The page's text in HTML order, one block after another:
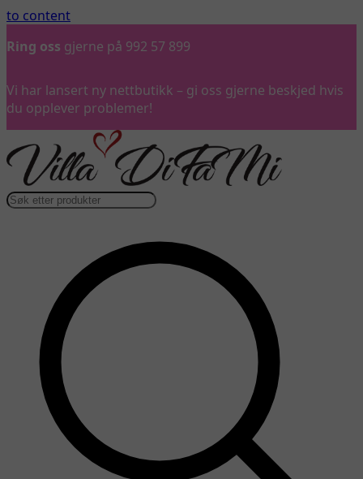
to content
Ring oss gjerne på 992 57 899
Vi har lansert ny nettbutikk – gi oss gjerne beskjed hvis
du opplever problemer!